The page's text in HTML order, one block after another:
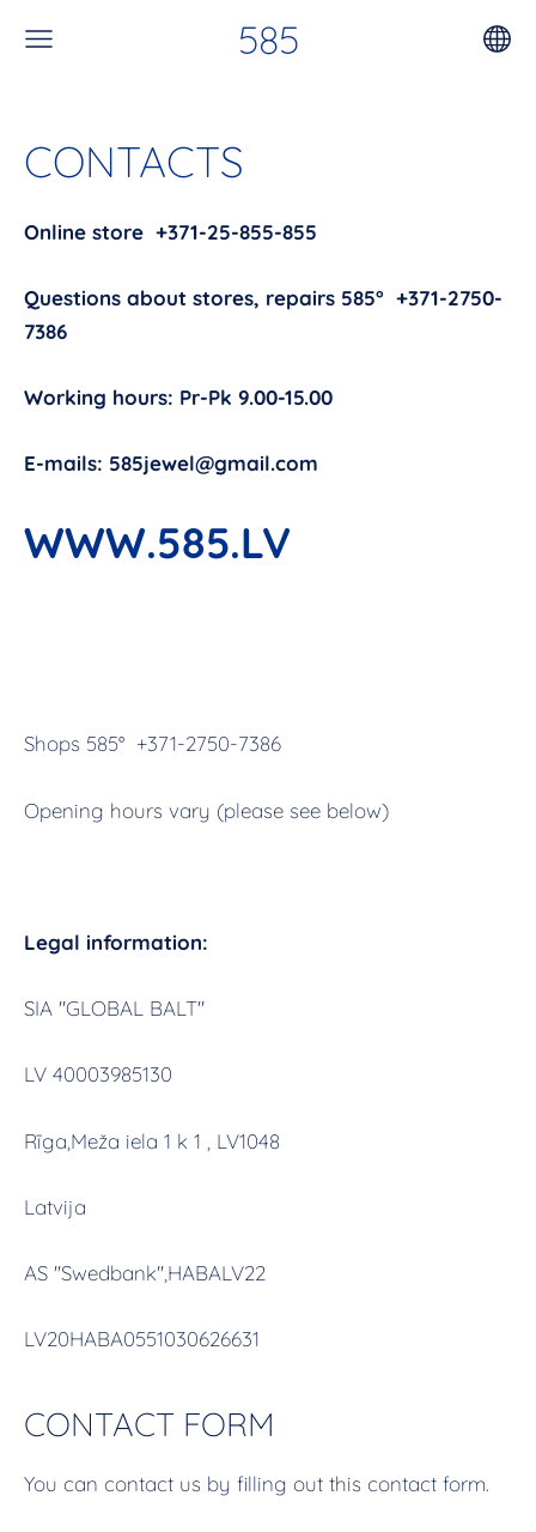
585
CONTACTS
Online store +371-25-855-855
Questions about stores, repairs 585° +371-2750-
7386
Working hours: Pr-Pk 9.00-15.00
E-mails: 585jewel@gmail.com
WWW.585.LV
Shops 585° +371-2750-7386
Opening hours vary (please see below)
Legal information:
SIA ''GLOBAL BALT''
LV 40003985130
Rīga,Meža iela 1 k 1 , LV1048
Latvija
AS ''Swedbank'',HABALV22
LV20HABA0551030626631
CONTACT FORM
You can contact us by filling out this contact form.